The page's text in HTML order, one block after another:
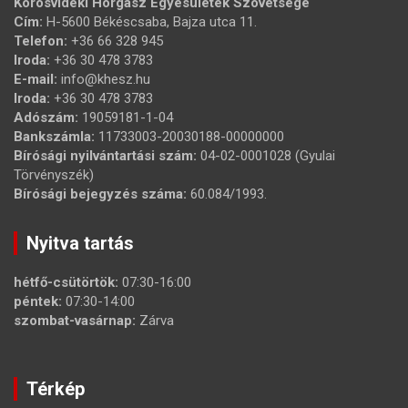
Cím: H-5600 Békéscsaba, Bajza utca 11.
Telefon: +36 66 328 945
Iroda: +36 30 478 3783
E-mail: info@khesz.hu
Iroda: +36 30 478 3783
Adószám: 19059181-1-04
Bankszámla: 11733003-20030188-00000000
Bírósági nyilvántartási szám: 04-02-0001028 (Gyulai
Törvényszék)
Bírósági bejegyzés száma: 60.084/1993.
Nyitva tartás
hétfő-csütörtök: 07:30-16:00
péntek: 07:30-14:00
szombat-vasárnap: Zárva
Térkép